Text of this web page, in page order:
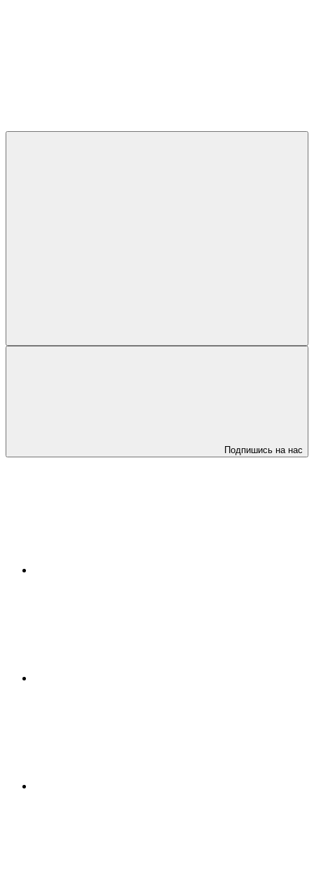
Подпишись на нас